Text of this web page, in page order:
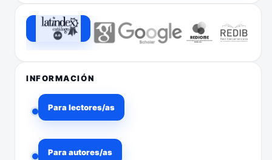
INFORMACIÓN
Para lectores/as
Para autores/as